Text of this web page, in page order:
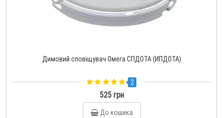
Димовий сповіщувач Омега СПДОТА (ИПДОТА)
2
525 грн
До кошика